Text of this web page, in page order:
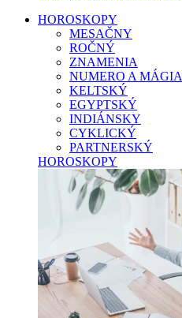
HOROSKOPY
MESAČNY
ROČNÝ
ZNAMENIA
NUMERO A MÁGIA
KELTSKÝ
EGYPTSKÝ
INDIÁNSKY
CYKLICKÝ
PARTNERSKÝ
HOROSKOPY